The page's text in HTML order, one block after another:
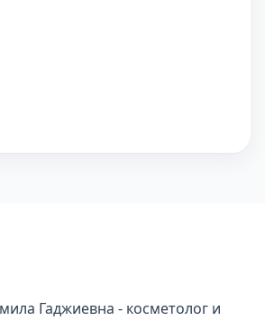
Гаджиевна - косметолог и